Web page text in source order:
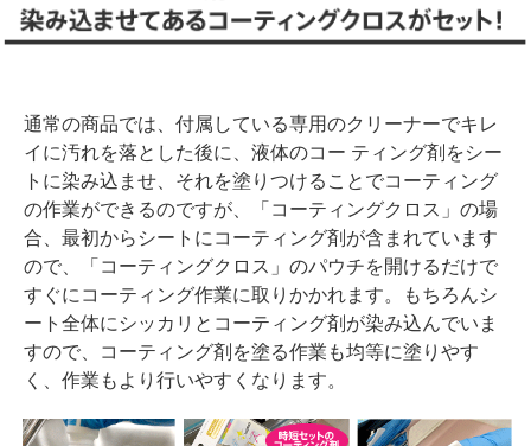
通常の商品では、付属している専用のクリーナーでキレ
イに汚れを落とした後に、液体のコー ティング剤をシー
トに染み込ませ、それを塗りつけることでコーティング
の作業ができるのですが、「コーティングクロス」の場
合、最初からシートにコーティング剤が含まれています
ので、「コーティングクロス」のパウチを開けるだけで
すぐにコーティング作業に取りかかれます。もちろんシ
ート全体にシッカリとコーティング剤が染み込んでいま
すので、コーティング剤を塗る作業も均等に塗りやす
く、作業もより行いやすくなります。